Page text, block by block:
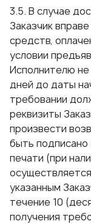
3.5. В случае
Заказчик
средств,
условии
Исполнителю
дней до даты
требовании
реквизиты
произвести
быть подписано
печати (при
указанным
течение 10
получения